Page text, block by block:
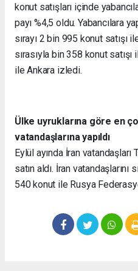
konut satışları içinde
payı %4,5 oldu. Yabancılara
sırayı 2 bin 995 konut satışı
sırasıyla bin 358 konut
ile Ankara izledi.
Ülke uyruklarına göre en
vatandaşlarına yapıldı
Eylül ayında İran
satın aldı. İran vatandaşlarını
540 konut ile Rusya